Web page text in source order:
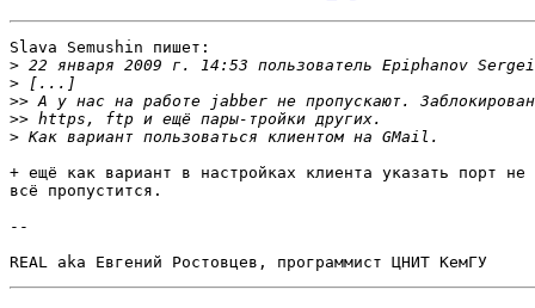
Slava Semushin пишет:
> 22 января 2009 г. 14:53 пользователь Epiphanov
>
>>
>>
>
+ ещё как вариант в настройках клиента указать порт
всё пропустится.
--